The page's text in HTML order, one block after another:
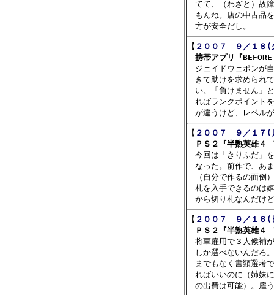
てて、（わざと）故
もんね。店の中古品
【 ２００７　９／１８
携帯アプリ『
ジェイドウェポンが
きて助けを求められ
い。「負けません」
ればランクポイント
【 ２００７　９／１７
ＰＳ２『半熟英雄４
今回は「きりふだ」
なった。前作で、あ
（自分で作るの面倒
札を入手できるのは
【 ２００７　９／１６
ＰＳ２『半熟英雄４
将軍雇用で３人候補
しか選べないんだろ
までもなく書類選考
ればいいのに（姉妹